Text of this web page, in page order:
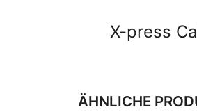
X-press
ÄHNLICHE